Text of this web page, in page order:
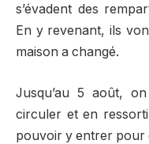
s’évadent des
En y revenant, ils
maison a changé.
Jusqu’au 5 août,
circuler et en
pouvoir y entrer pour